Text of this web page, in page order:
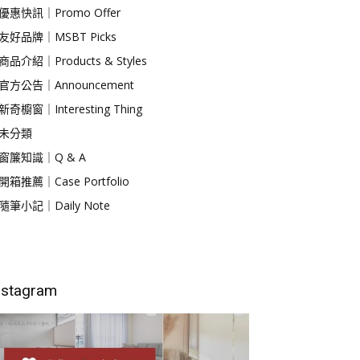
惠快訊｜Promo Offer
好品牌｜MSBT Picks
品介紹｜Products & Styles
方公告｜Announcement
奇櫥窗｜Interesting Thing
分類
簾知識｜Q & A
箱推薦｜Case Portfolio
筆小記｜Daily Note